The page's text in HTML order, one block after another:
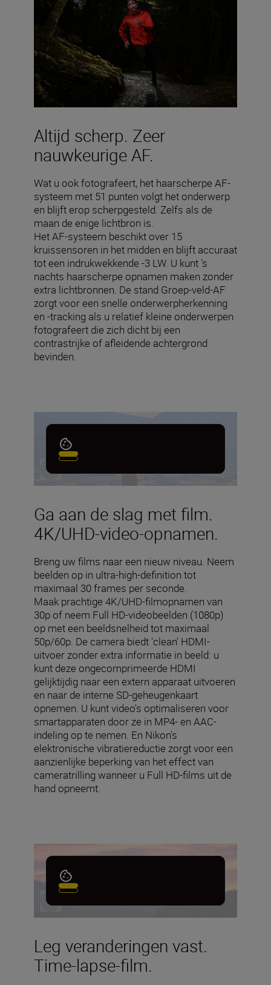
Altijd scherp. Zeer
nauwkeurige AF.
Wat u ook fotografeert, het haarscherpe AF-
systeem met 51 punten volgt het onderwerp
en blijft erop scherpgesteld. Zelfs als de
maan de enige lichtbron is.
Het AF-systeem beschikt over 15
kruissensoren in het midden en blijft accuraat
tot een indrukwekkende -3 LW. U kunt 's
nachts haarscherpe opnamen maken zonder
extra lichtbronnen. De stand Groep-veld-AF
zorgt voor een snelle onderwerpherkenning
en -tracking als u relatief kleine onderwerpen
fotografeert die zich dicht bij een
contrastrijke of afleidende achtergrond
bevinden.
Ga aan de slag met film.
4K/UHD-video-opnamen.
Breng uw films naar een nieuw niveau. Neem
beelden op in ultra-high-definition tot
maximaal 30 frames per seconde.
Maak prachtige 4K/UHD-filmopnamen van
30p of neem Full HD-videobeelden (1080p)
op met een beeldsnelheid tot maximaal
50p/60p. De camera biedt 'clean' HDMI-
uitvoer zonder extra informatie in beeld: u
kunt deze ongecomprimeerde HDMI
gelijktijdig naar een extern apparaat uitvoeren
en naar de interne SD-geheugenkaart
opnemen. U kunt video's optimaliseren voor
smartapparaten door ze in MP4- en AAC-
indeling op te nemen. En Nikon's
elektronische vibratiereductie zorgt voor een
aanzienlijke beperking van het effect van
cameratrilling wanneer u Full HD-films uit de
hand opneemt.
Leg veranderingen vast.
Time-lapse-film.